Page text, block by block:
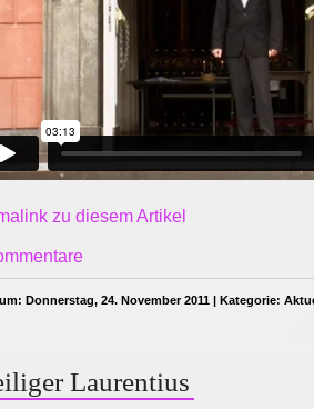
zu diesem Artikel
Donnerstag, 24. November 2011 | Kategorie:
Laurentius